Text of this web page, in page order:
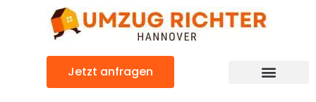
Jetzt anfragen